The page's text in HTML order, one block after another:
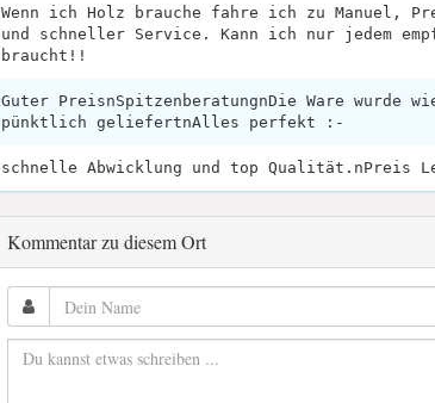
Wenn ich Holz brauche fahre ich zu Manuel,
und schneller Service. Kann ich nur jedem
braucht!!
Guter PreisnSpitzenberatungnDie Ware wurde
pünktlich geliefertnAlles perfekt :-
schnelle Abwicklung und top Qualität.nPreis
Kommentar zu diesem Ort